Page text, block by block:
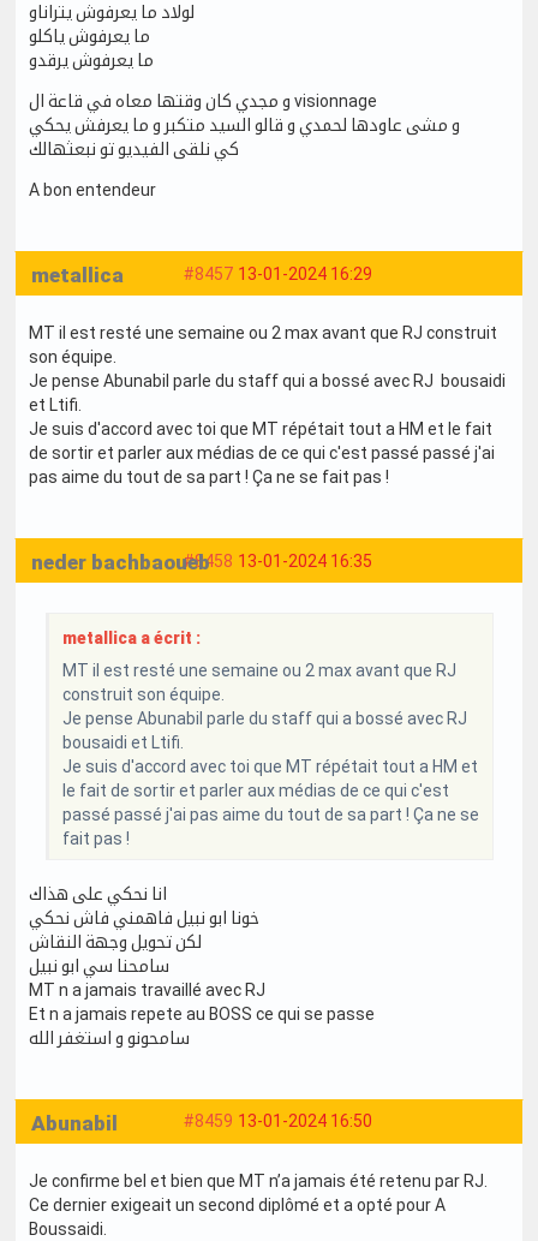
لولاد ما يعرفوش يتراناو
ما يعرفوش ياكلو
ما يعرفوش يرقدو
و مجدي كان وقتها معاه في قاعة ال visionnage
و مشى عاودها لحمدي و قالو السيد متكبر و ما يعرفش يحكي
كي نلقى الفيديو تو نبعثهالك
A bon entendeur
#8457 13-01-2024 16:29
metallica
MT il est resté une semaine ou 2 max avant que RJ construit
son équipe.
Je pense Abunabil parle du staff qui a bossé avec RJ bousaidi
et Ltifi.
Je suis d'accord avec toi que MT répétait tout a HM et le fait
de sortir et parler aux médias de ce qui c'est passé passé j'ai
pas aime du tout de sa part ! Ça ne se fait pas !
#8458 13-01-2024 16:35
neder bachbaoueb
metallica a écrit :
MT il est resté une semaine ou 2 max avant que RJ
construit son équipe.
Je pense Abunabil parle du staff qui a bossé avec RJ
bousaidi et Ltifi.
Je suis d'accord avec toi que MT répétait tout a HM et
le fait de sortir et parler aux médias de ce qui c'est
passé passé j'ai pas aime du tout de sa part ! Ça ne se
fait pas !
انا نحكي على هذاك
خونا ابو نبيل فاهمني فاش نحكي
لكن تحويل وجهة النقاش
سامحنا سي ابو نبيل
MT n a jamais travaillé avec RJ
Et n a jamais repete au BOSS ce qui se passe
سامحونو و استغفر الله
#8459 13-01-2024 16:50
Abunabil
Je confirme bel et bien que MT n’a jamais été retenu par RJ.
Ce dernier exigeait un second diplômé et a opté pour A
Boussaidi.